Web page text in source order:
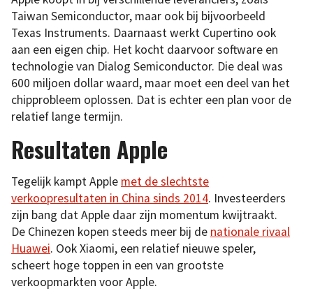
Taiwan Semiconductor, maar ook bij bijvoorbeeld
Texas Instruments. Daarnaast werkt Cupertino ook
aan een eigen chip. Het kocht daarvoor software en
technologie van Dialog Semiconductor. Die deal was
600 miljoen dollar waard, maar moet een deel van het
chipprobleem oplossen. Dat is echter een plan voor de
relatief lange termijn.
Resultaten Apple
Tegelijk kampt Apple met de slechtste
verkoopresultaten in China sinds 2014. Investeerders
zijn bang dat Apple daar zijn momentum kwijtraakt.
De Chinezen kopen steeds meer bij de nationale rivaal
Huawei. Ook Xiaomi, een relatief nieuwe speler,
scheert hoge toppen in een van grootste
verkoopmarkten voor Apple.